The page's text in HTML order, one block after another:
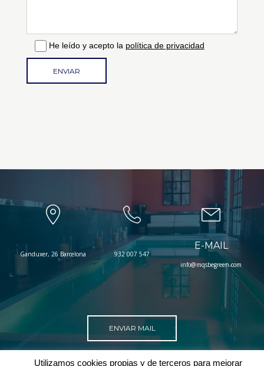
He leído y acepto la política de privacidad
Ganduxer, 26 Barcelona 932 007 547
E-MAIL
info@mqsbegreen.com
ENVIAR MAIL
Utilizamos cookies propias y de terceros para mejorar